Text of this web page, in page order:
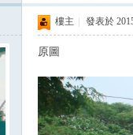
樓主 發表於
原圖